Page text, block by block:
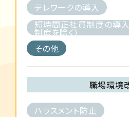
テレワークの導入
短時間正社員制度の導
制度を除く）
その他
職場環境
ハラスメント防止